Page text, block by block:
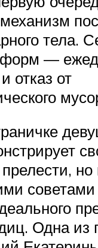
тела.
—
отказ от
но
Одна из